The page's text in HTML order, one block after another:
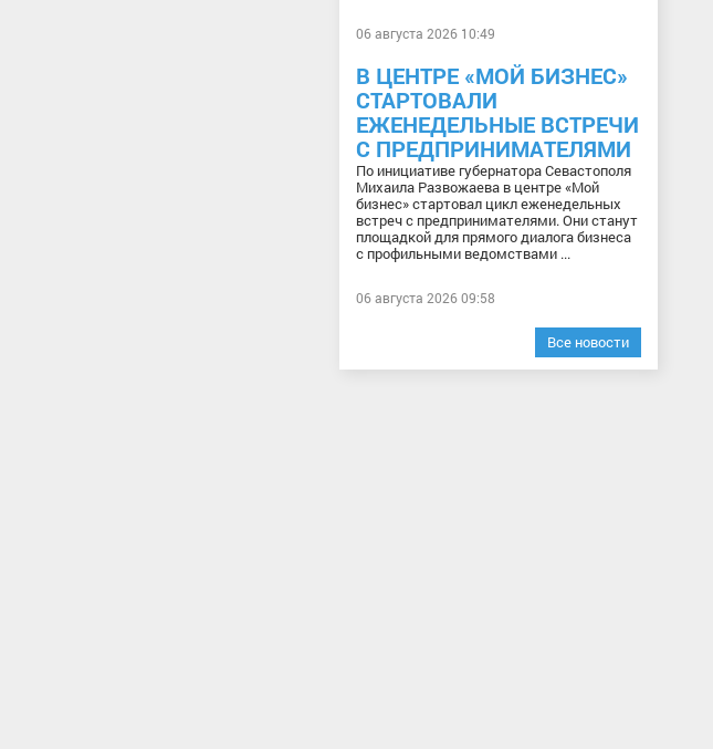
06 августа 2026 10:49
В ЦЕНТРЕ «МОЙ БИЗНЕС»
СТАРТОВАЛИ
ЕЖЕНЕДЕЛЬНЫЕ ВСТРЕЧИ
С ПРЕДПРИНИМАТЕЛЯМИ
По инициативе губернатора Севастополя
Михаила Развожаева в центре «Мой
бизнес» стартовал цикл еженедельных
встреч с предпринимателями. Они станут
площадкой для прямого диалога бизнеса
с профильными ведомствами ...
06 августа 2026 09:58
Все новости